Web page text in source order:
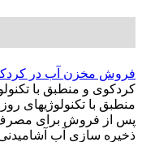
فروش مخزن آب در
کردکوی و منطبق با
منطبق با تکنولوژیهای
پس از فروش برای مصرف